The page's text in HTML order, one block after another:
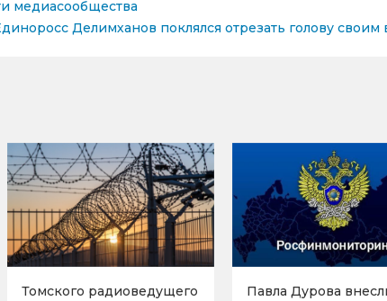
медиасообщества
Делимханов поклялся отрезать голову своим
Томского радиоведущего
Павла Дурова